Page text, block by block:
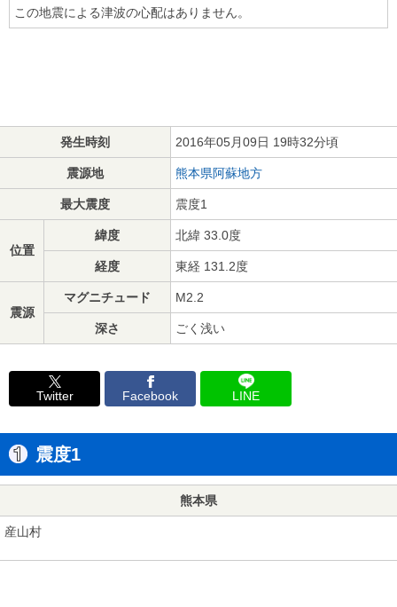
この地震による津波の心配はありません。
発生時刻 2016年05月09日 19時32分頃
震源地 熊本県阿蘇地方
最大震度 震度1
位置
緯度 北緯 33.0度
経度 東経 131.2度
震源
マグニチュード M2.2
深さ ごく浅い
Twitter Facebook LINE
震度1
熊本県
産山村